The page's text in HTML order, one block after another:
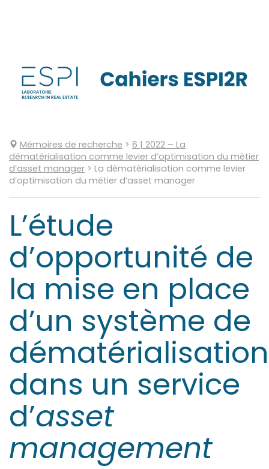
contenu
Mémoires de recherche > 6 | 2022 – La
dématérialisation comme levier d’optimisation du métier
d’asset manager > La dématérialisation comme levier
d’optimisation du métier d’asset manager
L’étude
d’opportunité de
la mise en place
d’un système de
dématérialisation
dans un service
d’asset
management